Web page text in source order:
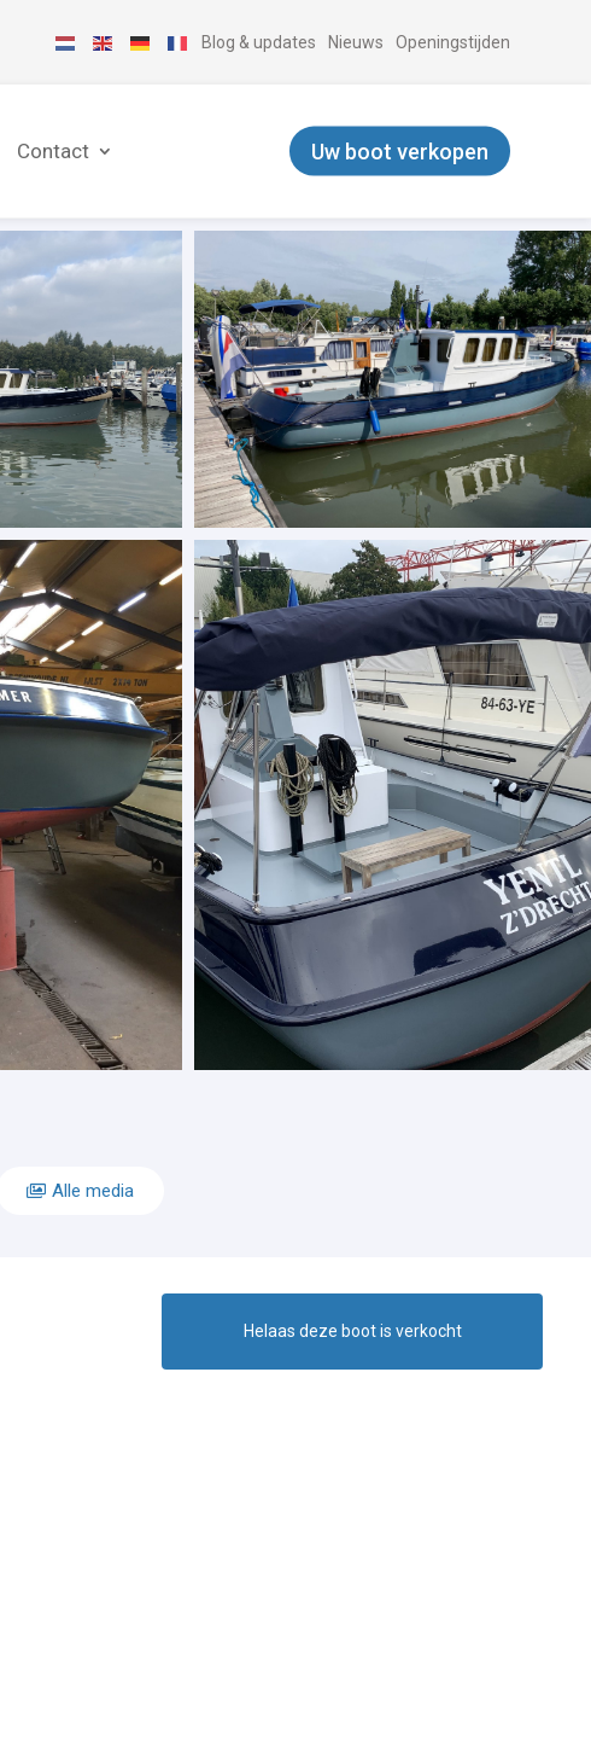
Blog & updates Nieuws Openingstijden
Contact Uw boot verkopen
Alle media
Helaas deze boot is verkocht